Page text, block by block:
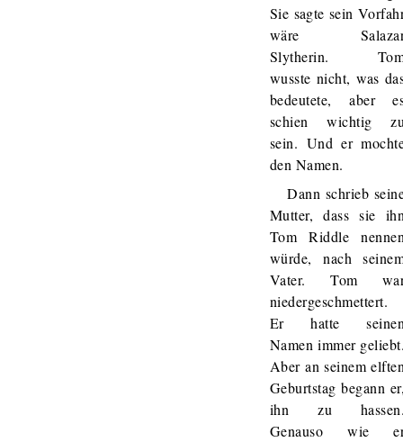
Sie sagte sein
wäre
Slytherin.
wusste nicht, was
bedeutete, aber
schien wichtig
sein. Und er
den Namen.
Dann schrieb
Mutter, dass sie
Tom Riddle
würde, nach
Vater. Tom
niedergeschmettert.
Er hatte
Namen immer
Aber an seinem
Geburtstag begann
ihn zu
Genauso wie